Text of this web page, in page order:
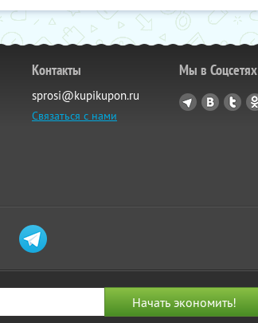
Контакты
sprosi@kupikupon.ru
Связаться с нами
Мы в Соцсетях